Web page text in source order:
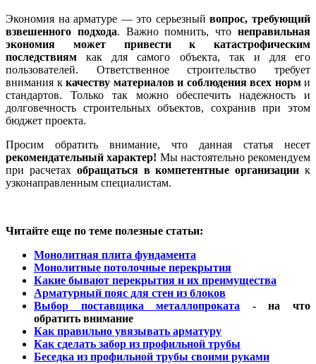
Экономия на арматуре — это серьезныйвопрос, требующий
взвешенного подхода. Важно помнить, чтонеправильная
экономия может привести к катастрофическим
последствиям как для самого объекта, так и для его
пользователей. Ответственное строительство требует
внимания к качеству материалов и соблюдения всех норми
стандартов. Только так можно обеспечить надежность и
долговечность строительных объектов, сохранив при этом
бюджет проекта.
Просим обратить внимание, что данная статья несет
рекомендательный характер! Мы настоятельно рекомендуем
при расчетах обращаться в компетентные организациик
узконаправленным специалистам.
Читайте еще по теме полезные статьи:
Монолитная плита фундамента
Монолитные потолочные перекрытия
Какие бывают перекрытия и их преимущества
Арматурный пояс для стен из блоков
Выбор поставщика металлопроката - на что
обратить внимание
Как правильно увязывать арматуру
Как сделать забор из профильной трубы
Беседка из профильной трубы своими руками